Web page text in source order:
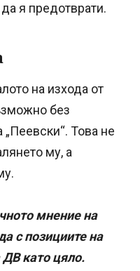
я предотврати.
на изхода от
без
Това не
му, а
мнение на
с позициите на
ДВ като цяло.